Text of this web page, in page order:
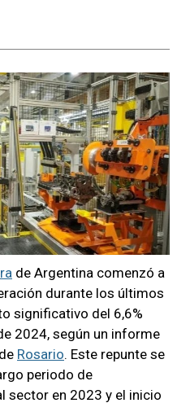
de Argentina comenzó a
durante los últimos
significativo del 6,6%
2024, según un informe
de Rosario. Este repunte se
periodo de
sector en 2023 y el inicio